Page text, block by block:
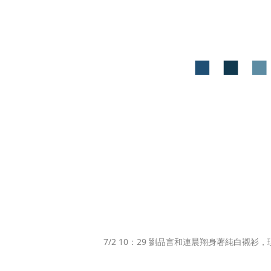
7/2 10：29 劉品言和連晨翔身著純白襯衫，